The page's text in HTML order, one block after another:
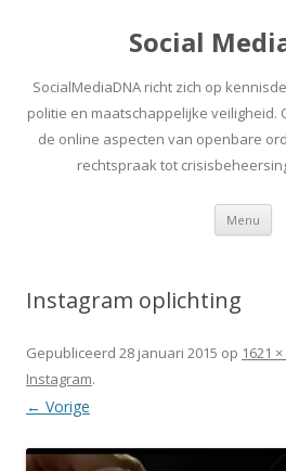
Social
SocialMediaDNA richt zich op
politie en maatschappelijke veiligheid.
de online aspecten van openbare
rechtspraak tot
Menu
Instagram oplichting
Gepubliceerd 28 januari 2015 op 1621
Instagram.
← Vorige